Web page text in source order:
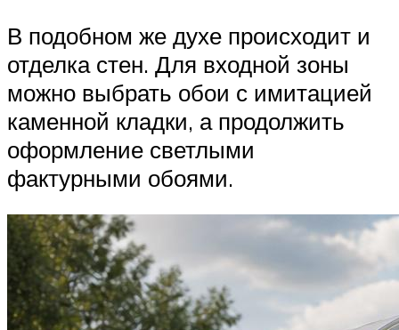
В подобном же духе происходит и
отделка стен. Для входной зоны
можно выбрать обои с имитацией
каменной кладки, а продолжить
оформление светлыми
фактурными обоями.